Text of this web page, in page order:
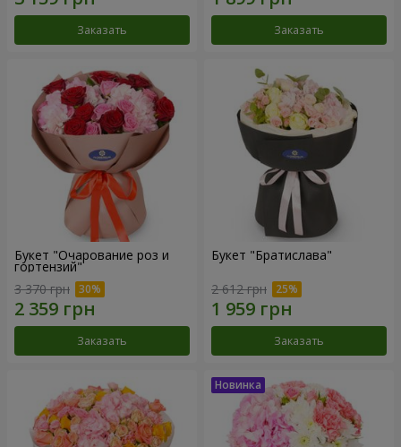
Заказать Заказать
Букет "Очарование роз и
гортензий"
3 370 грн
Заказать
Букет "Братислава"
2 612 грн
Заказать